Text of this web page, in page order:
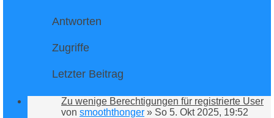
Antworten
Zugriffe
Letzter Beitrag
Zu wenige Berechtigungen für registrierte User
von smooththonger » So 5. Okt 2025, 19:52